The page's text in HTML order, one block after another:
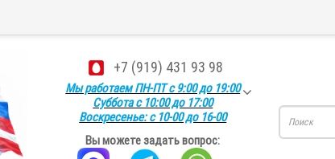
+7 (919) 431 93 98
Мы работаем ПН-ПТ с 9:00 до 19:00
Суббота с 10:00 до 17:00
Воскресенье: с 10-00 до 16-00
Вы можете задать вопрос: